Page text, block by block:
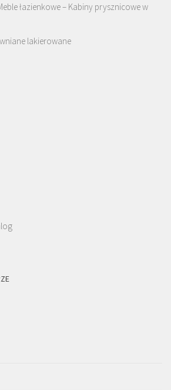
łazienkowe – Kabiny prysznicowe w
lakierowane